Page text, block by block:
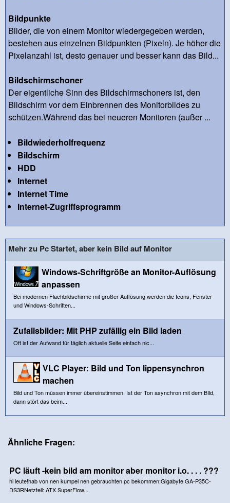
Bildpunkte
Bilder, die von einem Monitor wiedergegeben werden,
bestehen aus einzelnen Bildpunkten (Pixeln). Je höher die
Pixelanzahl ist, desto genauer und besser kann das Bild...
Bildschirmschoner
Der eigentliche Sinn des Bildschirmschoners ist, den
Bildschirm vor dem Einbrennen des Monitorbildes zu
schützen.Während das bei neueren Monitoren (außer ...
Bildwiederholfrequenz
Bildschirm
HDD
Internet
Internet Time
Internet-Zugriffsprogramm
Mehr zu Pc Startet, aber kein Bild auf Monitor
Windows-Schriftgröße an Monitor-Auflösung
anpassen
Bei modernen Flachbildschirme mit großer Auflösung werden die Icons, Fenster
und Windows-Schriften...
Zufallsbilder: Mit PHP zufällig ein Bild laden
Oft ist der Aufwand für täglich aktuelle Seite einfach nic...
VLC Player: Bild und Ton lippensynchron
machen
Bild und Ton müssen immer übereinstimmen. Ist der Ton asynchron mit dem BIld,
dann stört das beim...
Ähnliche Fragen:
PC läuft -kein bild am monitor aber monitor i.o. . . . ???
hi leute!hab von nen kumpel nen gebrauchten pc bekommen:Gigabyte GA-P35C-
DS3RNetzteil: ATX SuperFlow...